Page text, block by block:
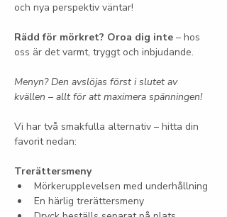
och nya perspektiv väntar!
Rädd för mörkret? Oroa dig inte – hos
oss är det varmt, tryggt och inbjudande.
Menyn? Den avslöjas först i slutet av
kvällen – allt för att maximera spänningen!
Vi har två smakfulla alternativ – hitta din
favorit nedan:
Trerättersmeny
Mörkerupplevelsen med underhållning
En härlig trerättersmeny